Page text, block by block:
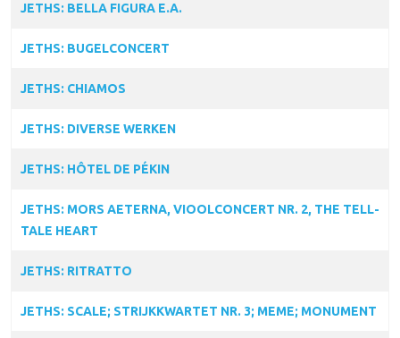
JETHS: BELLA FIGURA E.A.
JETHS: BUGELCONCERT
JETHS: CHIAMOS
JETHS: DIVERSE WERKEN
JETHS: HÔTEL DE PÉKIN
JETHS: MORS AETERNA, VIOOLCONCERT NR. 2, THE TELL-
TALE HEART
JETHS: RITRATTO
JETHS: SCALE; STRIJKKWARTET NR. 3; MEME; MONUMENT